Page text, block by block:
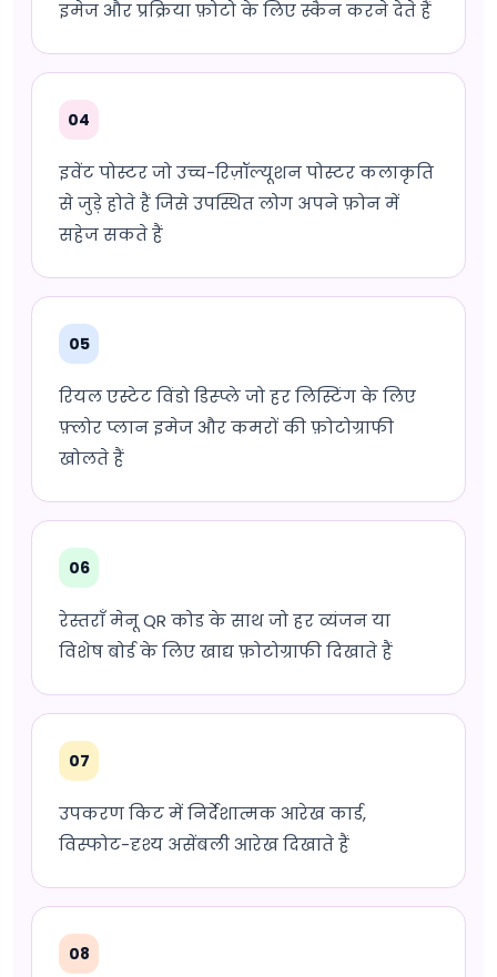
इमेज और प्रक्रिया फ़ोटो के लिए स्कैन करने देते हैं
04
इवेंट पोस्टर जो उच्च-रिज़ॉल्यूशन पोस्टर कलाकृति
से जुड़े होते हैं जिसे उपस्थित लोग अपने फ़ोन में
सहेज सकते हैं
05
रियल एस्टेट विंडो डिस्प्ले जो हर लिस्टिंग के लिए
फ़्लोर प्लान इमेज और कमरों की फ़ोटोग्राफी
खोलते हैं
06
रेस्तराँ मेनू QR कोड के साथ जो हर व्यंजन या
विशेष बोर्ड के लिए खाद्य फ़ोटोग्राफी दिखाते हैं
07
उपकरण किट में निर्देशात्मक आरेख कार्ड,
विस्फोट-दृश्य असेंबली आरेख दिखाते हैं
08